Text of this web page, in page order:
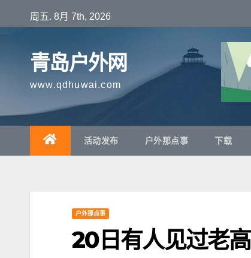
至
周五. 8月 7th, 2026
青岛户外网
www.qdhuwai.com
活动发布 户外那点事 下载
户外那点事
20日有人见过老高